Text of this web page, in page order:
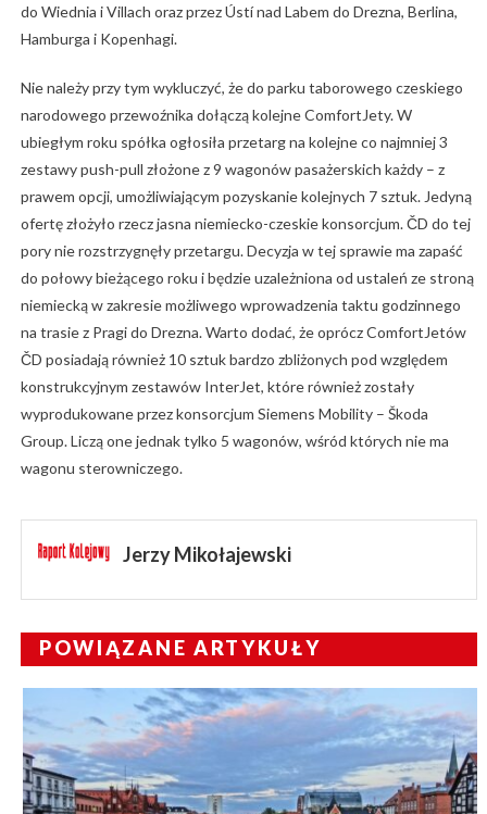
do Wiednia i Villach oraz przez Ústí nad Labem do Drezna, Berlina,
Hamburga i Kopenhagi.
Nie należy przy tym wykluczyć, że do parku taborowego czeskiego
narodowego przewoźnika dołączą kolejne ComfortJety. W
ubiegłym roku spółka ogłosiła przetarg na kolejne co najmniej 3
zestawy push-pull złożone z 9 wagonów pasażerskich każdy – z
prawem opcji, umożliwiającym pozyskanie kolejnych 7 sztuk. Jedyną
ofertę złożyło rzecz jasna niemiecko-czeskie konsorcjum. ČD do tej
pory nie rozstrzygnęły przetargu. Decyzja w tej sprawie ma zapaść
do połowy bieżącego roku i będzie uzależniona od ustaleń ze stroną
niemiecką w zakresie możliwego wprowadzenia taktu godzinnego
na trasie z Pragi do Drezna. Warto dodać, że oprócz ComfortJetów
ČD posiadają również 10 sztuk bardzo zbliżonych pod względem
konstrukcyjnym zestawów InterJet, które również zostały
wyprodukowane przez konsorcjum Siemens Mobility – Škoda
Group. Liczą one jednak tylko 5 wagonów, wśród których nie ma
wagonu sterowniczego.
Jerzy Mikołajewski
POWIĄZANE ARTYKUŁY